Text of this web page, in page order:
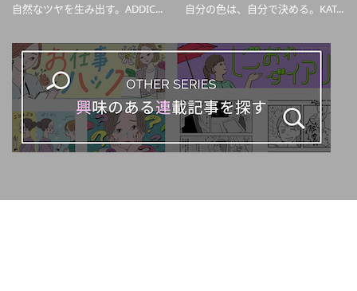
自然なツヤを生み出す。ADDIC... 自分の色は、自分で決める。KAT...